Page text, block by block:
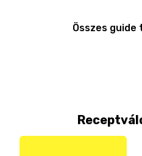
Összes guide